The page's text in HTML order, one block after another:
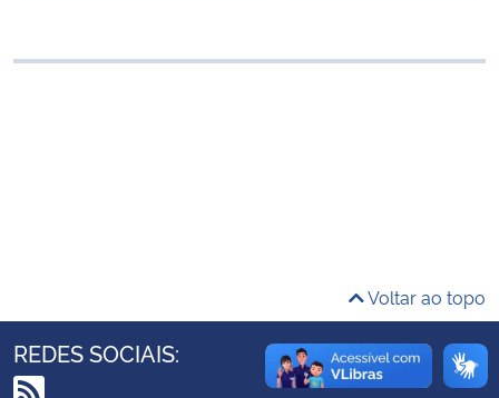
Ministério do Desenvolvimento Regional
Voltar ao topo
REDES SOCIAIS: